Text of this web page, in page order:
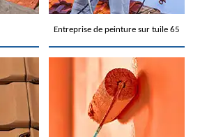
Entreprise de peinture sur tuile 65